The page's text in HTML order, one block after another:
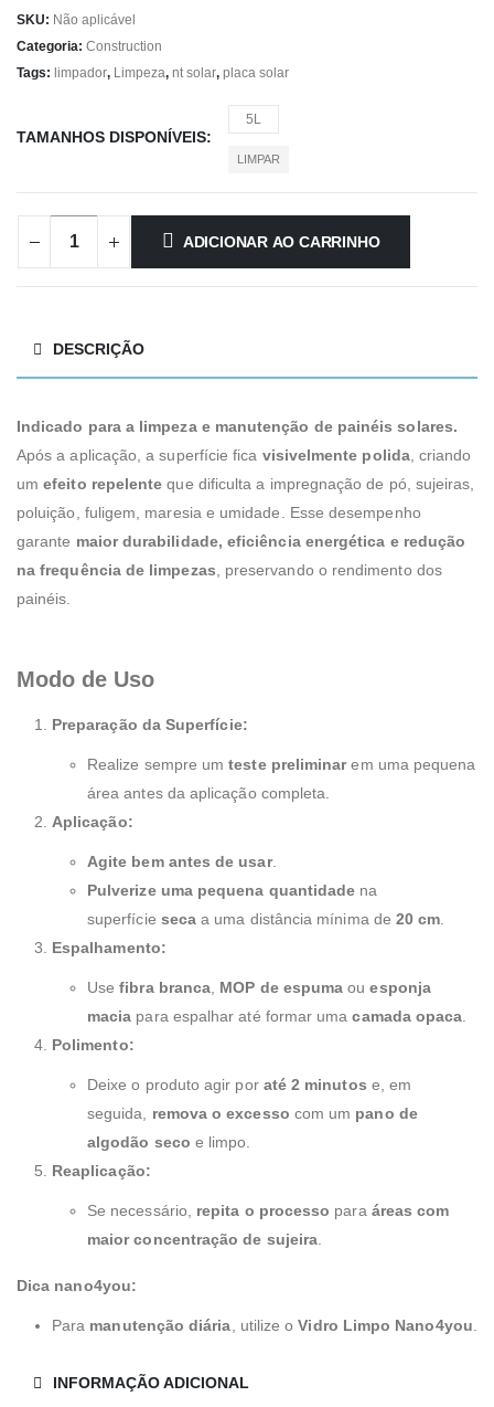
SKU: Não aplicável
Categoria: Construction
Tags: limpador, Limpeza, nt solar, placa solar
TAMANHOS DISPONÍVEIS
5L
LIMPAR
ADICIONAR AO CARRINHO
DESCRIÇÃO
Indicado para a limpeza e manutenção de painéis solares.
Após a aplicação, a superfície fica visivelmente polida, criando
umefeito repelente que dificulta a impregnação de pó, sujeiras,
poluição, fuligem, maresia e umidade. Esse desempenho
garante maior durabilidade, eficiência energética e redução
na frequência de limpezas , preservando o rendimento dos
painéis.
Modo de Uso
Preparação da Superfície:
Realize sempre umteste preliminarem uma pequena
área antes da aplicação completa.
Aplicação:
Agite bem antes de usar.
Pulverize uma pequena quantidade na
superfície seca a uma distância mínima de 20 cm
Espalhamento:
Usefibra branca MOP de espuma ouesponja
macia para espalhar até formar umacamada opaca
Polimento:
Deixe o produto agir por até 2 minutos e, em
seguida, remova o excesso com um pano de
algodão seco e limpo.
Reaplicação:
Se necessário, repita o processo para áreas com
maior concentração de sujeira
Dica nano4you:
Para manutenção diária , utilize oVidro Limpo Nano4you
INFORMAÇÃO ADICIONAL